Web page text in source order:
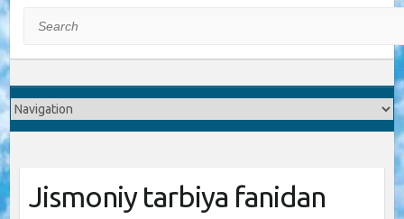
Jismoniy tarbiya fanidan